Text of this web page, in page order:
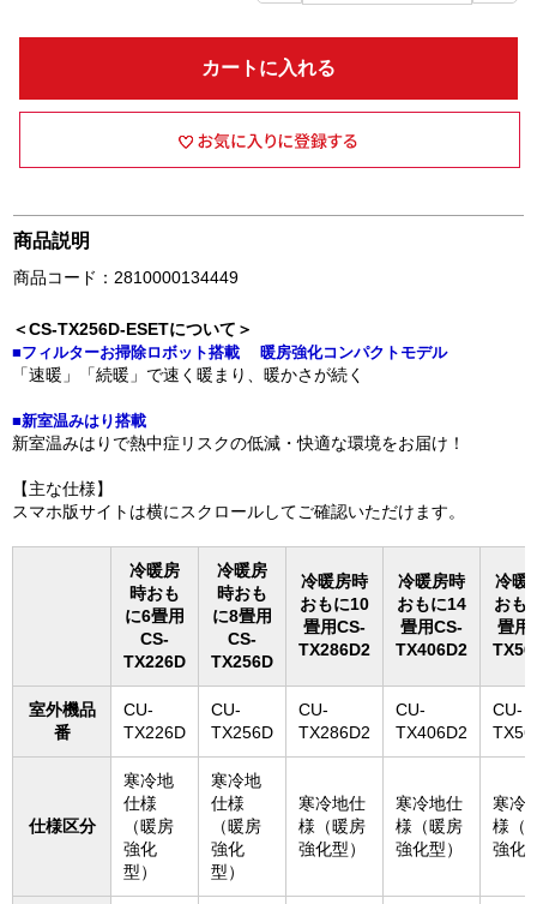
カートに入れる
商品説明
商品コード：2810000134449
＜CS-TX256D-ESETについて＞
■フィルターお掃除ロボット搭載 暖房強化コンパクトモデル
「速暖」「続暖」で速く暖まり、暖かさが続く
■新室温みはり搭載
新室温みはりで熱中症リスクの低減・快適な環境をお届け！
【主な仕様】
スマホ版サイトは横にスクロールしてご確認いただけます。
冷暖房
時おも
に6畳用
CS-
TX226D
冷暖房
時おも
に8畳用
CS-
TX256D
冷暖房時
おもに10
畳用CS-
TX286D2
冷暖房時
おもに14
畳用CS-
TX406D2
冷暖
おも
畳用
室外機品
番
CU-
TX226D
CU-
TX256D
CU-
TX286D2
CU-
TX406D2
CU-
仕様区分
寒冷地
仕様
（暖房
強化
型）
寒冷地
仕様
（暖房
強化
型）
寒冷地仕
様（暖房
強化型）
寒冷地仕
様（暖房
強化型）
寒冷
様（
強化